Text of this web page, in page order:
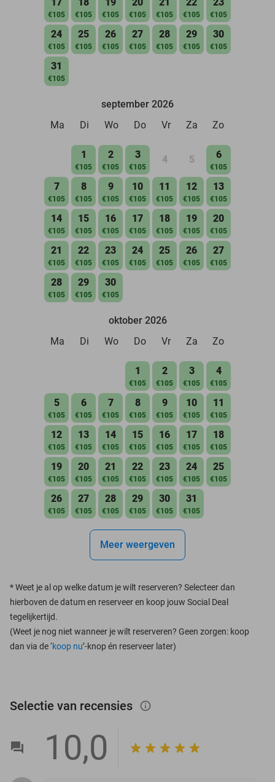
€105 €105 €105 €105 €105 €105 €105
24
€105
25
€105
26
€105
27
€105
28
€105
29
€105
30
€105
31
€105
september 2026
Ma
Di Wo Do Vr Za Zo
1
€105
2
€105
3
€105
4 5 6
€105
7
€105
8
€105
9
€105
10
€105
11
€105
12
€105
13
€105
14
€105
15
€105
16
€105
17
€105
18
€105
19
€105
20
€105
21
€105
22
€105
23
€105
24
€105
25
€105
26
€105
27
€105
28
€105
29
€105
30
€105
oktober 2026
Ma
Di Wo Do Vr Za Zo
1
€105
2
€105
3
€105
4
€105
5
€105
6
€105
7
€105
8
€105
9
€105
10
€105
11
€105
12
€105
13
€105
14
€105
15
€105
16
€105
17
€105
18
€105
19
€105
20
€105
21
€105
22
€105
23
€105
24
€105
25
€105
26
€105
27
€105
28
€105
29
€105
30
€105
31
€105
Meer weergeven
*Weet je al op welke datum je wilt reserveren? Selecteer dan
hierboven de datum en reserveer en koop jouw Social Deal
tegelijkertijd.
(Weet je nog niet wanneer je wilt reserveren? Geen zorgen: koop
dan via de ‘koop nu’-knop én reserveer later)
Selectie van recensies info_outlined
10,0